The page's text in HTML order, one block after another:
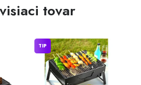
tovar
TIP